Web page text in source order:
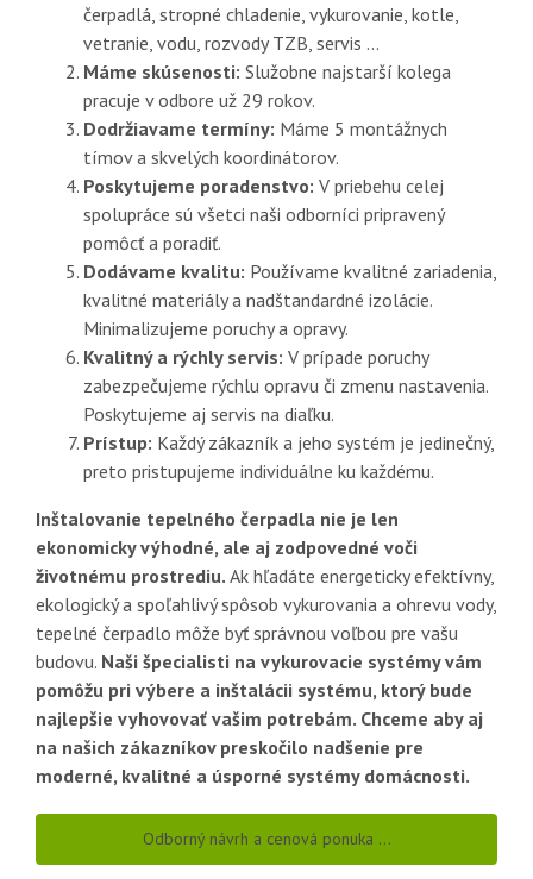
čerpadlá, stropné chladenie, vykurovanie, kotle,
vetranie, vodu, rozvody TZB, servis …
Máme skúsenosti: Služobne najstarší kolega
pracuje v odbore už 29 rokov.
Dodržiavame termíny: Máme 5 montážnych
tímov a skvelých koordinátorov.
Poskytujeme poradenstvo: V priebehu celej
spolupráce sú všetci naši odborníci pripravený
pomôcť a poradiť.
Dodávame kvalitu: Používame kvalitné zariadenia,
kvalitné materiály a nadštandardné izolácie.
Minimalizujeme poruchy a opravy.
Kvalitný a rýchly servis: V prípade poruchy
zabezpečujeme rýchlu opravu či zmenu nastavenia.
Poskytujeme aj servis na diaľku.
Prístup: Každý zákazník a jeho systém je jedinečný,
preto pristupujeme individuálne ku každému.
Inštalovanie tepelného čerpadla nie je len
ekonomicky výhodné, ale aj zodpovedné voči
životnému prostrediu. Ak hľadáte energeticky efektívny,
ekologický a spoľahlivý spôsob vykurovania a ohrevu vody,
tepelné čerpadlo môže byť správnou voľbou pre vašu
budovu. Naši špecialisti na vykurovacie systémy vám
pomôžu pri výbere a inštalácii systému, ktorý bude
najlepšie vyhovovať vašim potrebám. Chceme aby aj
na našich zákazníkov preskočilo nadšenie pre
moderné, kvalitné a úsporné systémy domácnosti.
Odborný návrh a cenová ponuka …